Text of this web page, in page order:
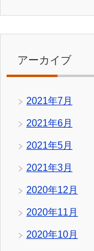
アーカイブ
2021年7月
2021年6月
2021年5月
2021年3月
2020年12月
2020年11月
2020年10月